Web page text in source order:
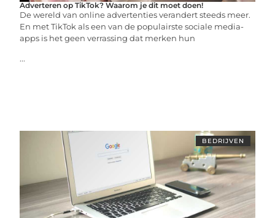
Adverteren op TikTok? Waarom je dit moet doen!
De wereld van online advertenties verandert steeds meer.
En met TikTok als een van de populairste sociale media-
apps is het geen verrassing dat merken hun
...
BEDRIJVEN